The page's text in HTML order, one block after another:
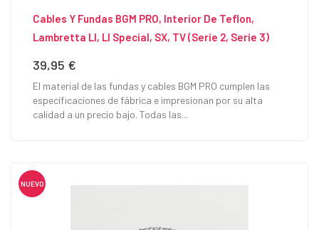
Cables Y Fundas BGM PRO, Interior De Teflon,
Lambretta LI, LI Special, SX, TV (serie 2, Serie 3)
Precio
39,95 €
El material de las fundas y cables BGM PRO cumplen las
especificaciones de fábrica e impresionan por su alta
calidad a un precio bajo. Todas las...
NUEVO